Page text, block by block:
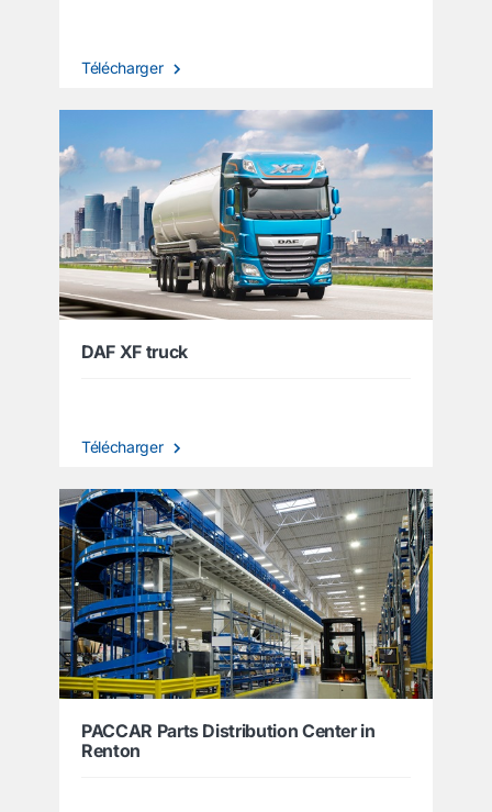
Télécharger
DAF XF truck
Télécharger
PACCAR Parts Distribution Center in
Renton